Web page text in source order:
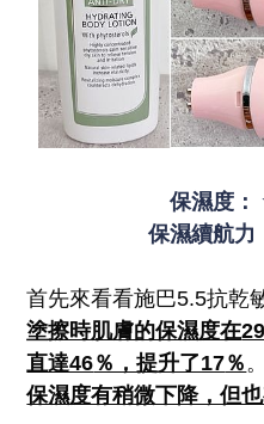
保濕度：
保濕續航力
首先來看看施巴5.5抗乾
塗擦時肌膚的保濕度在29
直達46％，提升了17％
保濕度有稍微下降，但